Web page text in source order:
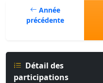
Année
précédente
Détail des
participations